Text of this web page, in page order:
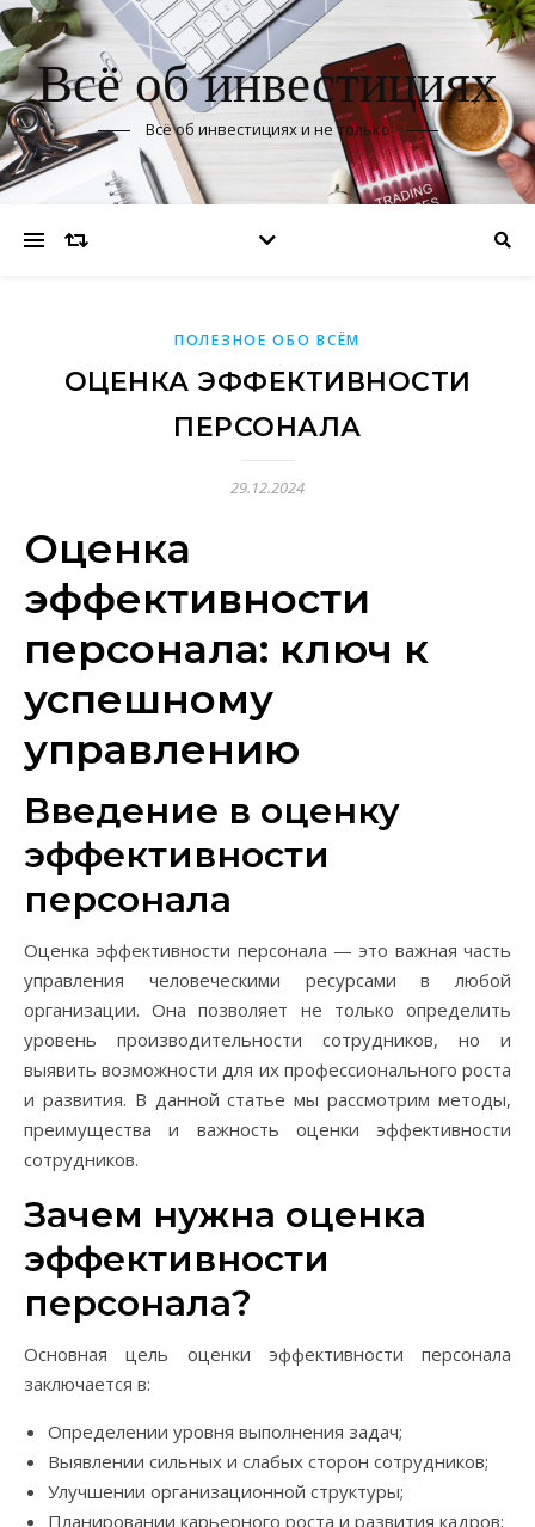
Всё об инвестициях
Всё об инвестициях и не только
ПОЛЕЗНОЕ ОБО ВСЁМ
ОЦЕНКА ЭФФЕКТИВНОСТИ
ПЕРСОНАЛА
29.12.2024
Оценка
эффективности
персонала: ключ к
успешному
управлению
Введение в оценку
эффективности
персонала
Оценка эффективности персонала — это важная часть
управления человеческими ресурсами в любой
организации. Она позволяет не только определить
уровень производительности сотрудников, но и
выявить возможности для их профессионального роста
и развития. В данной статье мы рассмотрим методы,
преимущества и важность оценки эффективности
сотрудников.
Зачем нужна оценка
эффективности
персонала?
Основная цель оценки эффективности персонала
заключается в:
Определении уровня выполнения задач;
Выявлении сильных и слабых сторон сотрудников;
Улучшении организационной структуры;
Планировании карьерного роста и развития кадров;